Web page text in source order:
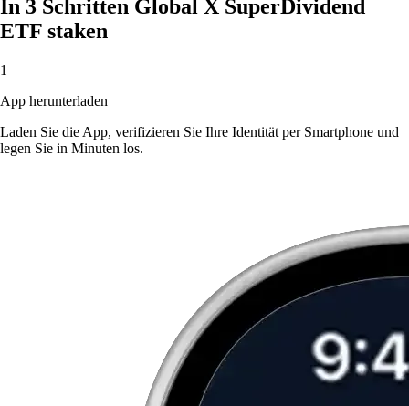
In 3 Schritten Global X SuperDividend
ETF staken
1
App herunterladen
Laden Sie die App, verifizieren Sie Ihre Identität per Smartphone und
legen Sie in Minuten los.